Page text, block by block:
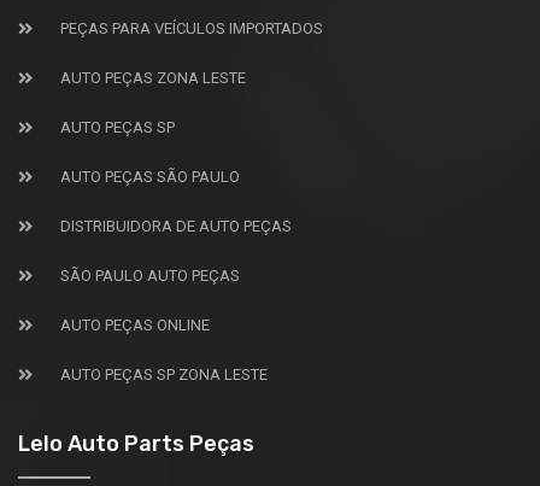
PEÇAS PARA VEÍCULOS IMPORTADOS
AUTO PEÇAS ZONA LESTE
AUTO PEÇAS SP
AUTO PEÇAS SÃO PAULO
DISTRIBUIDORA DE AUTO PEÇAS
SÃO PAULO AUTO PEÇAS
AUTO PEÇAS ONLINE
AUTO PEÇAS SP ZONA LESTE
Lelo Auto Parts Peças